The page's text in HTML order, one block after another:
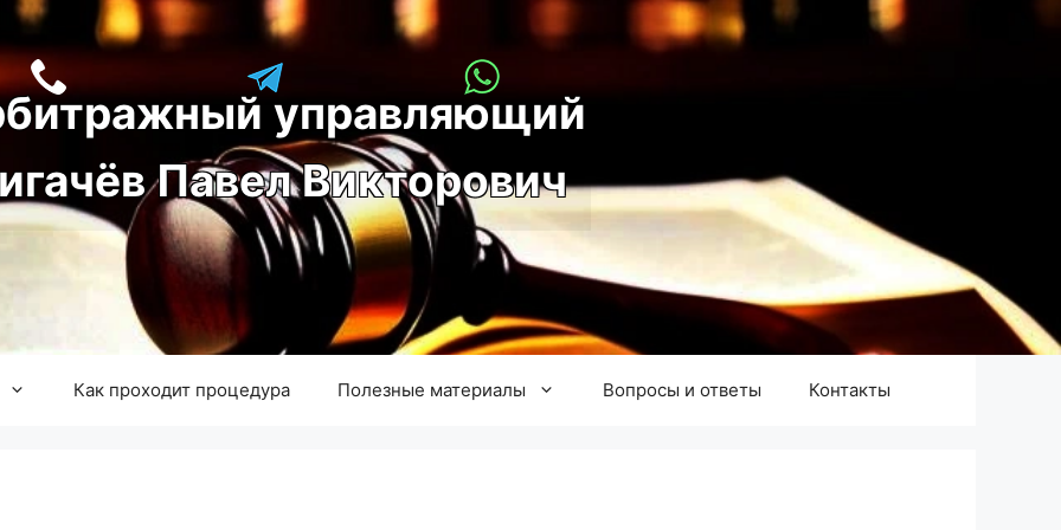
управляющий
игачёв Павел Викторович
Как проходит процедура Полезные материалы Вопросы и ответы Контакты